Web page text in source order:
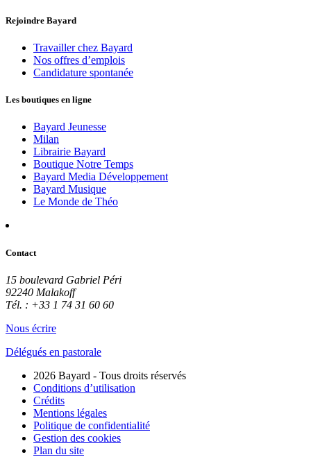
Rejoindre Bayard
Travailler chez Bayard
Nos offres d’emplois
Candidature spontanée
Les boutiques en ligne
Bayard Jeunesse
Milan
Librairie Bayard
Boutique Notre Temps
Bayard Media Développement
Bayard Musique
Le Monde de Théo
Contact
15 boulevard Gabriel Péri
92240 Malakoff
Tél. : +33 1 74 31 60 60
Nous écrire
Délégués en pastorale
2026 Bayard - Tous droits réservés
Conditions d’utilisation
Crédits
Mentions légales
Politique de confidentialité
Gestion des cookies
Plan du site